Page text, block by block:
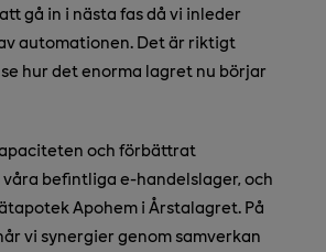
gå in i nästa fas då vi inleder
automationen. Det är riktigt
hur det enorma lagret nu börjar
och förbättrat
befintliga e-handelslager, och
Apohem i Årstalagret. På
vi synergier genom samverkan